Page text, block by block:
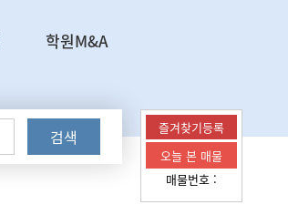
학원M&A
검색
즐겨찾기등록
오늘 본 매물
매물번호 :